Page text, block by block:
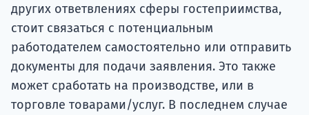
других ответвлениях сферы гостеприимства,
стоит связаться с потенциальным
работодателем самостоятельно или отправить
документы для подачи заявления. Это также
может сработать на производстве, или в
торговле товарами/услуг. В последнем случае